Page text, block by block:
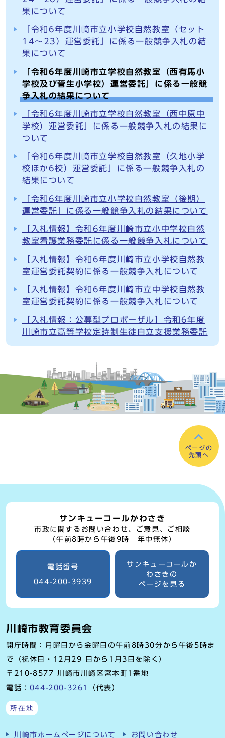
果について
「令和6年度川崎市立小学校自然教室（セット
14～23）運営委託」に係る一般競争入札の結
果について
「令和6年度川崎市立学校自然教室（西有馬小
学校及び菅生小学校）運営委託」に係る一般競
争入札の結果について
「令和6年度川崎市立学校自然教室（西中原中
学校）運営委託」に係る一般競争入札の結果に
ついて
「令和6年度川崎市立学校自然教室（久地小学
校ほか6校）運営委託」に係る一般競争入札の
結果について
「令和6年度川崎市立小学校自然教室（後期）
運営委託」に係る一般競争入札の結果について
【入札情報】令和6年度川崎市立小中学校自然
教室看護業務委託に係る一般競争入札について
【入札情報】令和6年度川崎市立小学校自然教
室運営委託契約に係る一般競争入札について
【入札情報】令和6年度川崎市立中学校自然教
室運営委託契約に係る一般競争入札について
【入札情報：公募型プロポーザル】令和6年度
川崎市立高等学校定時制生徒自立支援業務委託
ページの
先頭へ
サンキューコールかわさき
市政に関するお問い合わせ、ご意見、ご相談
（午前8時から午後9時 年中無休）
電話番号
044-200-3939
サンキューコールか
わさきの
ページを見る
川崎市教育委員会
開庁時間：月曜日から金曜日の午前8時30分から午後5時ま
で（祝休日・12月29 日から1月3日を除く）
〒210-8577 川崎市川崎区宮本町1番地
電話： 044-200-3261 （代表）
所在地
川崎市ホームページについて お問い合わせ